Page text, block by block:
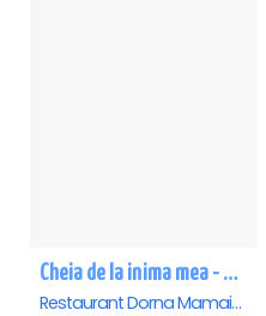
Cheia de la inima mea - Mamaia
Restaurant Dorna Mamaia, Mamaia